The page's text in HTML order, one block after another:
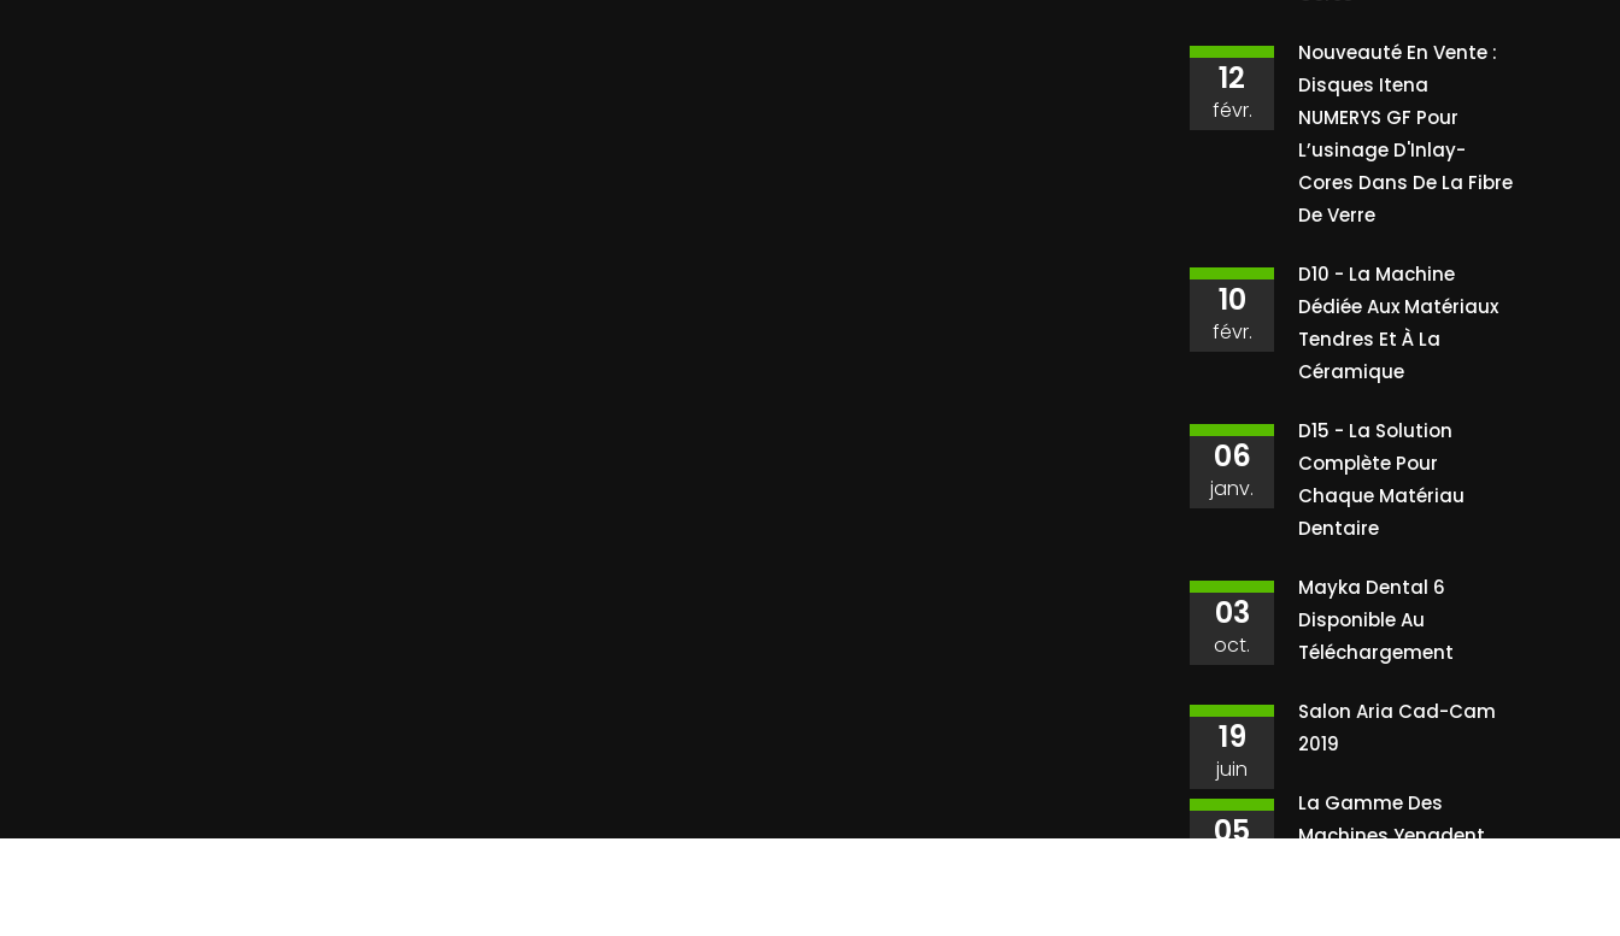
Nouveauté En Vente :
Disques Itena
NUMERYS GF Pour
L’usinage D'Inlay-
Cores Dans De La Fibre
De Verre
12
févr.
D10 - La Machine
Dédiée Aux Matériaux
Tendres Et À La
Céramique
10
févr.
D15 - La Solution
Complète Pour
Chaque Matériau
Dentaire
06
janv.
Mayka Dental 6
Disponible Au
Téléchargement
03
oct.
Salon Aria Cad-Cam
2019
19
juin
La Gamme Des
Machines Yenadent
05